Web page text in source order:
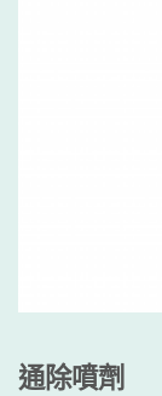
通除噴劑